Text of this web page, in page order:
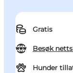
Gratis
Besøk
Hunder